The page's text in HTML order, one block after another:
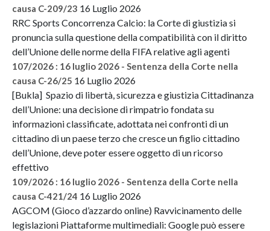
causa C-209/23 16 Luglio 2026
RRC Sports Concorrenza Calcio: la Corte di giustizia si
pronuncia sulla questione della compatibilità con il diritto
dell’Unione delle norme della FIFA relative agli agenti
107/2026 : 16 luglio 2026 - Sentenza della Corte nella
causa C-26/25 16 Luglio 2026
[Bukla] Spazio di libertà, sicurezza e giustizia Cittadinanza
dell’Unione: una decisione di rimpatrio fondata su
informazioni classificate, adottata nei confronti di un
cittadino di un paese terzo che cresce un figlio cittadino
dell’Unione, deve poter essere oggetto di un ricorso
effettivo
109/2026 : 16 luglio 2026 - Sentenza della Corte nella
causa C-421/24 16 Luglio 2026
AGCOM (Gioco d’azzardo online) Ravvicinamento delle
legislazioni Piattaforme multimediali: Google può essere